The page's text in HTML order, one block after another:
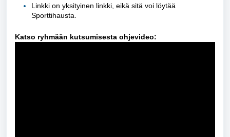
Linkki on yksityinen linkki, eikä sitä voi löytää
Sporttihausta.
Katso ryhmään kutsumisesta ohjevideo: